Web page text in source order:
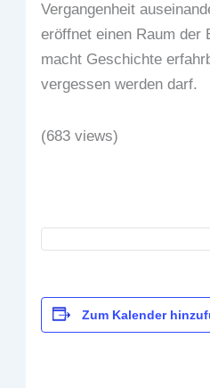
Vergangenheit
eröffnet einen Raum der
macht Geschichte
vergessen werden darf.
(683 views)
Zum Kalender